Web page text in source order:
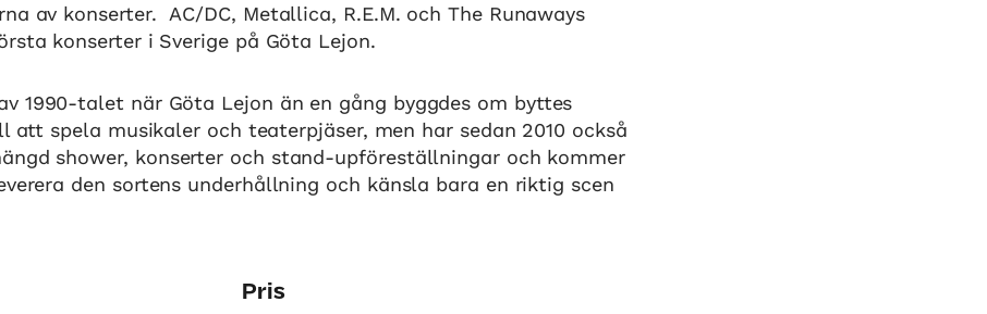
av konserter. AC/DC, Metallica, R.E.M. och The Runaways
konserter i Sverige på Göta Lejon.
1990-talet när Göta Lejon än en gång byggdes om byttes
att spela musikaler och teaterpjäser, men har sedan 2010 också
shower, konserter och stand-upföreställningar och kommer
den sortens underhållning och känsla bara en riktig scen
Pris